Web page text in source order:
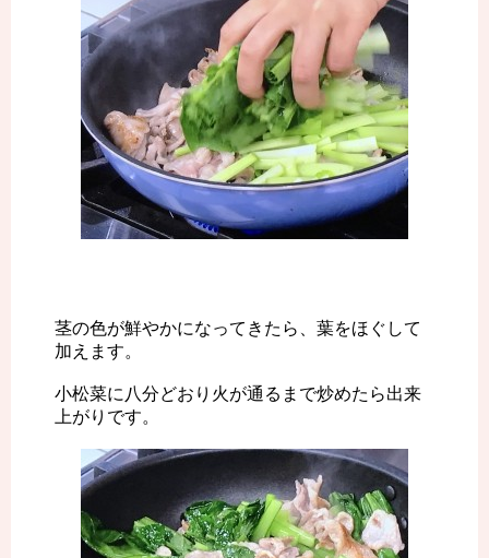
茎の色が鮮やかになってきたら、葉をほぐして
加えます。
小松菜に八分どおり火が通るまで炒めたら出来
上がりです。